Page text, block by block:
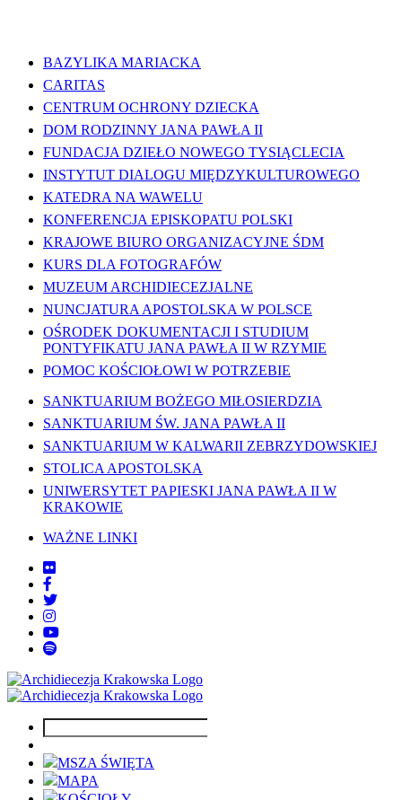
BAZYLIKA MARIACKA
CARITAS
CENTRUM OCHRONY DZIECKA
DOM RODZINNY JANA PAWŁA II
FUNDACJA DZIEŁO NOWEGO TYSIĄCLECIA
INSTYTUT DIALOGU MIĘDZYKULTUROWEGO
KATEDRA NA WAWELU
KONFERENCJA EPISKOPATU POLSKI
KRAJOWE BIURO ORGANIZACYJNE ŚDM
KURS DLA FOTOGRAFÓW
MUZEUM ARCHIDIECEZJALNE
NUNCJATURA APOSTOLSKA W POLSCE
OŚRODEK DOKUMENTACJI I STUDIUM
PONTYFIKATU JANA PAWŁA II W RZYMIE
POMOC KOŚCIOŁOWI W POTRZEBIE
SANKTUARIUM BOŻEGO MIŁOSIERDZIA
SANKTUARIUM ŚW. JANA PAWŁA II
SANKTUARIUM W KALWARII ZEBRZYDOWSKIEJ
STOLICA APOSTOLSKA
UNIWERSYTET PAPIESKI JANA PAWŁA II W
KRAKOWIE
WAŻNE LINKI
MSZA ŚWIĘTA
MAPA